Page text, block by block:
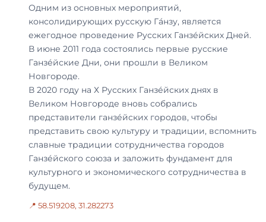
Одним из основных мероприятий,
консолидирующих русскую Га́нзу, является
ежегодное проведение Русских Ганзе́йских Дней.
В июне 2011 года состоялись первые русские
Ганзе́йские Дни, они прошли в Великом
Новгороде.
В 2020 году на Х Русских Ганзе́йских днях в
Великом Новгороде вновь собрались
представители ганзе́йских городов, чтобы
представить свою культуру и традиции, вспомнить
славные традиции сотрудничества городов
Ганзе́йского союза и заложить фундамент для
культурного и экономического сотрудничества в
будущем.
📍 58.519208, 31.282273